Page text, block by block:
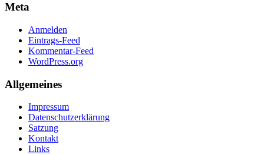
Meta
Anmelden
Eintrags-Feed
Kommentar-Feed
WordPress.org
Allgemeines
Impressum
Datenschutz­erklärung
Satzung
Kontakt
Links